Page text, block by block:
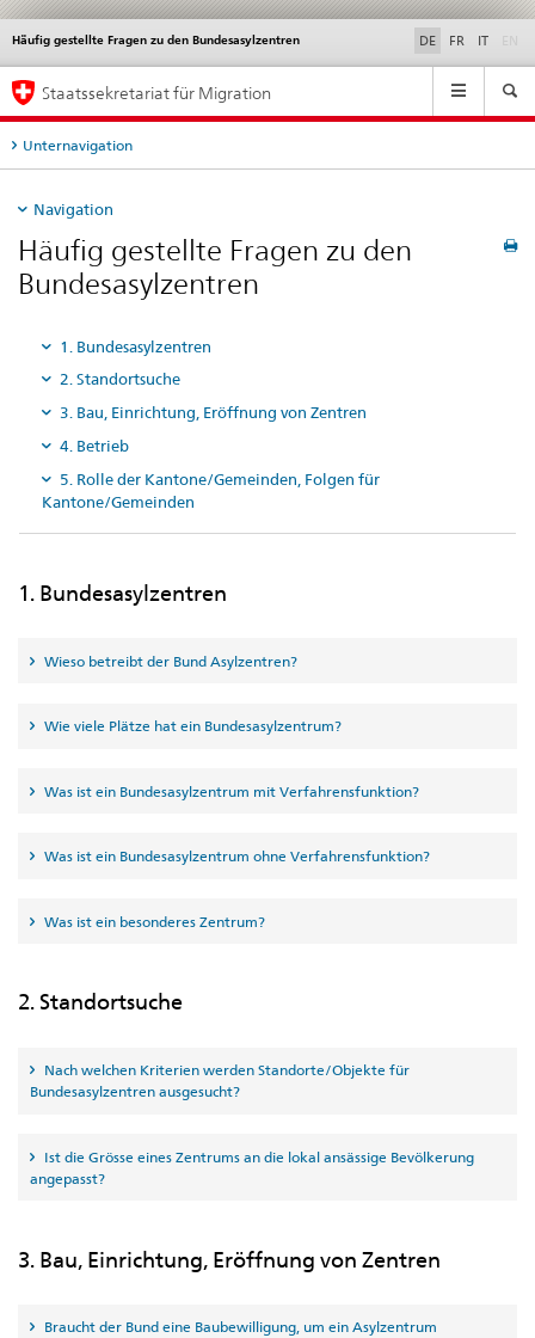
Häufig gestellte Fragen zu den Bundesasylzentren DE FR IT
Service
Hauptnavigation
Staatssekretariat für Migration
Unternavigation
Navigation
Häufig gestellte Fragen zu den
Bundesasylzentren
1. Bundesasylzentren
2. Standortsuche
3. Bau, Einrichtung, Eröffnung von Zentren
4. Betrieb
5. Rolle der Kantone/Gemeinden, Folgen für
Kantone/Gemeinden
1. Bundesasylzentren
Wieso betreibt der Bund Asylzentren?
Wie viele Plätze hat ein Bundesasylzentrum?
Was ist ein Bundesasylzentrum mit Verfahrensfunktion?
Was ist ein Bundesasylzentrum ohne Verfahrensfunktion?
Was ist ein besonderes Zentrum?
2. Standortsuche
Nach welchen Kriterien werden Standorte/Objekte für
Bundesasylzentren ausgesucht?
Ist die Grösse eines Zentrums an die lokal ansässige Bevölkerung
angepasst?
3. Bau, Einrichtung, Eröffnung von Zentren
Braucht der Bund eine Baubewilligung, um ein Asylzentrum